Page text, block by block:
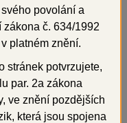
povolání a
č. 634/1992
platném znění.
stránek potvrzujete,
par. 2a zákona
ve znění pozdějších
která jsou spojena